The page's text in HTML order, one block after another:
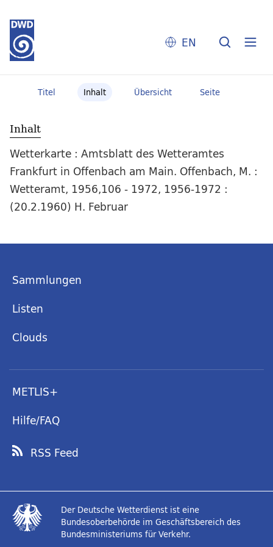
EN
Titel Inhalt Übersicht Seite
Inhalt
Wetterkarte : Amtsblatt des Wetteramtes
Frankfurt in Offenbach am Main. Offenbach, M. :
Wetteramt, 1956,106 - 1972, 1956-1972 :
(20.2.1960) H. Februar
Sammlungen
Listen
Clouds
METLIS+
Hilfe/FAQ
RSS Feed
Der Deutsche Wetterdienst ist eine
Bundesoberbehörde im Geschäftsbereich des
Bundesministeriums für Verkehr.